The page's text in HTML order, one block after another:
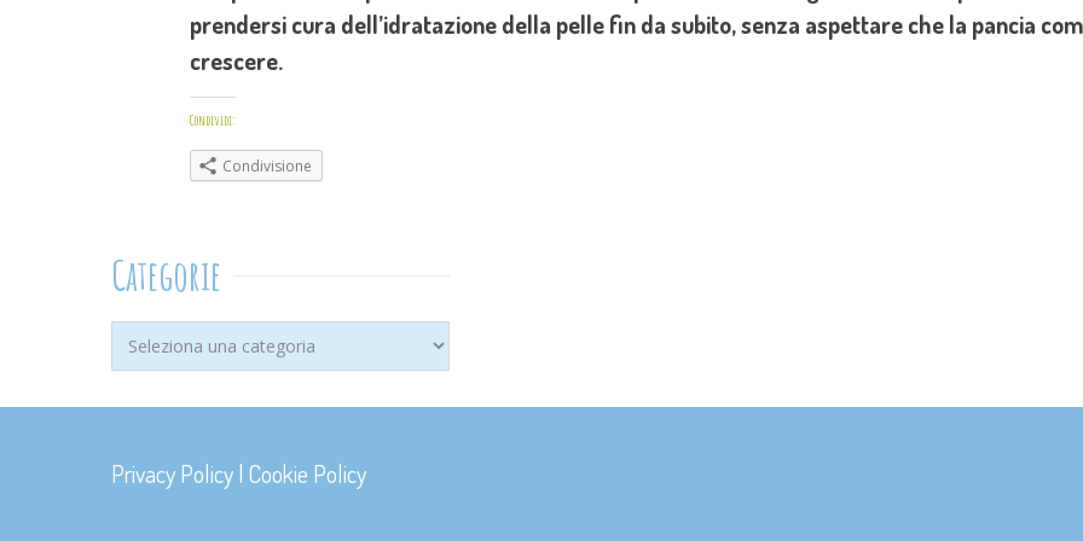
prendersi cura dell’idratazione della pelle fin da subito, senza aspettare che la pancia
crescere.
Condividi:
Condivisione
Categorie
Categorie
Privacy Policy| Cookie Policy